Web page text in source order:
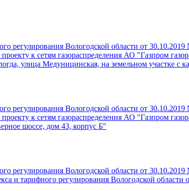
регулирования Вологодской области от
к сетям газораспределения АО "Газпром
улица Медуницинская, на земельном участке с
регулирования Вологодской области от
к сетям газораспределения АО "Газпром
шоссе, дом 43, корпус Б"
регулирования Вологодской области от
и тарифного регулирования Вологодской